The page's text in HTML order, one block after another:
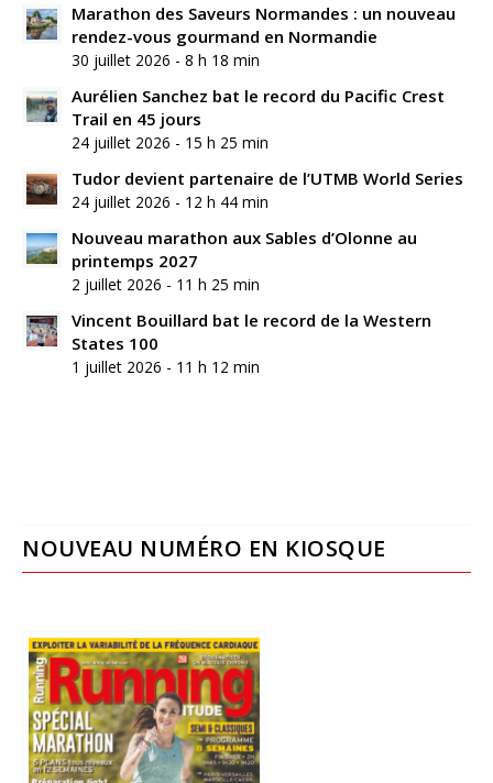
Marathon des Saveurs Normandes : un nouveau
rendez-vous gourmand en Normandie
30 juillet 2026 - 8 h 18 min
Aurélien Sanchez bat le record du Pacific Crest
Trail en 45 jours
24 juillet 2026 - 15 h 25 min
Tudor devient partenaire de l’UTMB World Series
24 juillet 2026 - 12 h 44 min
Nouveau marathon aux Sables d’Olonne au
printemps 2027
2 juillet 2026 - 11 h 25 min
Vincent Bouillard bat le record de la Western
States 100
1 juillet 2026 - 11 h 12 min
NOUVEAU NUMÉRO EN KIOSQUE